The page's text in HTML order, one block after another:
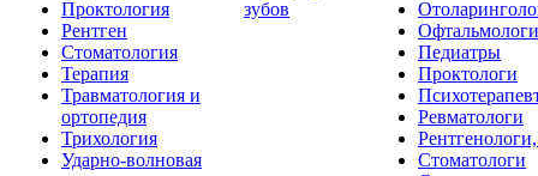
Проктология
Рентген
Стоматология
Терапия
Травматология и
ортопедия
Трихология
Ударно-волновая
зубов
Офтальмологи
Педиатры
Проктологи
Ревматологи
Стоматологи